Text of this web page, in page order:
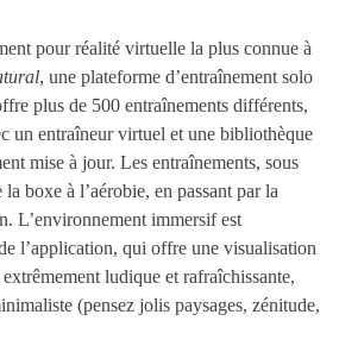
pour réalité virtuelle la plus connue à
, une plateforme d’entraînement solo
plus de 500 entraînements différents,
un entraîneur virtuel et une bibliothèque
mise à jour. Les entraînements, sous
boxe à l’aérobie, en passant par la
L’environnement immersif est
l’application, qui offre une visualisation
ludique et rafraîchissante,
(pensez jolis paysages, zénitude,